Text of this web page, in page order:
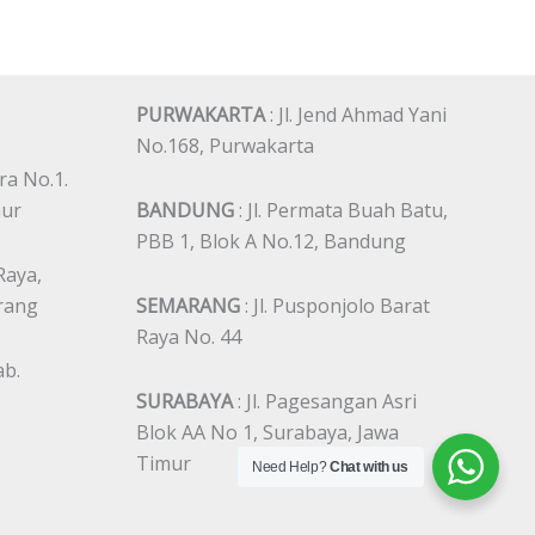
No.1.
PURWAKARTA: Jl. Jend Ahmad Yani
No.168, Purwakarta
BANDUNG: Jl. Permata Buah Batu,
PBB 1, Blok A No.12, Bandung
SEMARANG: Jl. Pusponjolo Barat
Raya No. 44
SURABAYA: Jl. Pagesangan Asri
Blok AA No 1, Surabaya, Jawa
Timur
Need Help?Chat with us